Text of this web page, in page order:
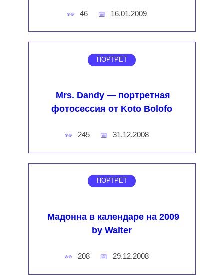
46 16.01.2009
ПОРТРЕТ
Mrs. Dandy — портретная
фотосессия от Koto Bolofo
245 31.12.2008
ПОРТРЕТ
Мадонна в календаре на 2009
by Walter
208 29.12.2008